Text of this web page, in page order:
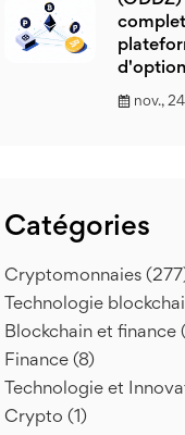
nov.,
Catégories
Cryptomonnaies
Technologie
Blockchain et finance
Finance (8)
Technologie et
Crypto (1)